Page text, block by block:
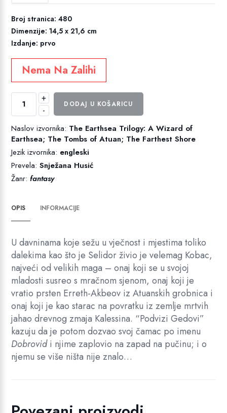
Broj stranica: 480
Dimenzije: 14,5 x 21,6 cm
Izdanje: prvo
Nema Na Zalihi
-
Trilogija
Zemljomorju
količina
+
DODAJ U KOŠARICU
Naslov izvornika: The Earthsea Trilogy: A Wizard of
Earthsea; The Tombs of Atuan; The Farthest Shore
Jezik izvornika: engleski
Prevela:Snježana Husić
Žanr:fantasy
OPIS INFORMACIJE
U davninama koje sežu u vječnost i mjestima toliko
dalekima kao što je Selidor živio je velemag Kobac,
najveći od velikih maga – onaj koji se u svojoj
mladosti susreo s mračnom sjenom, onaj koji je
vratio prsten Erreth-Akbeov iz Atuanskih grobnica i
onaj koji je kao starac na povratku iz zemlje mrtvih
jahao drevnog zmaja Kalessina. “Podvizi Gedovi”
kazuju da je potom dozvao svoj čamac po imenu
Dobrovidi njime zaplovio na zapad na pučinu; i o
njemu se više ništa nije znalo…